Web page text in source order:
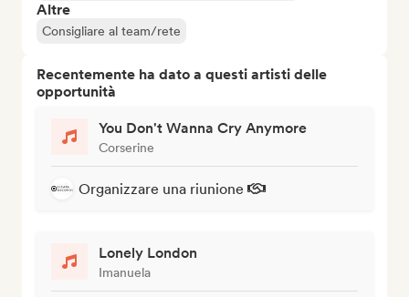
Altre
Consigliare al team/rete
Recentemente ha dato a questi artisti delle
opportunità
You Don't Wanna Cry Anymore
Corserine
Organizzare una riunione
Lonely London
Imanuela